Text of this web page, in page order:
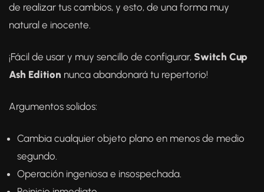
de realizar tus cambios, y esto, de una forma muy
natural e inocente.
¡Fácil de usar y muy sencillo de configurar, Switch Cup
Ash Edition nunca abandonará tu repertorio!
Argumentos solidos:
Cambia cualquier objeto plano en menos de medio
segundo.
Operación ingeniosa e insospechada.